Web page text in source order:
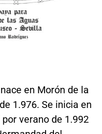
en Morón de la
1.976. Se inicia en
verano de 1.992